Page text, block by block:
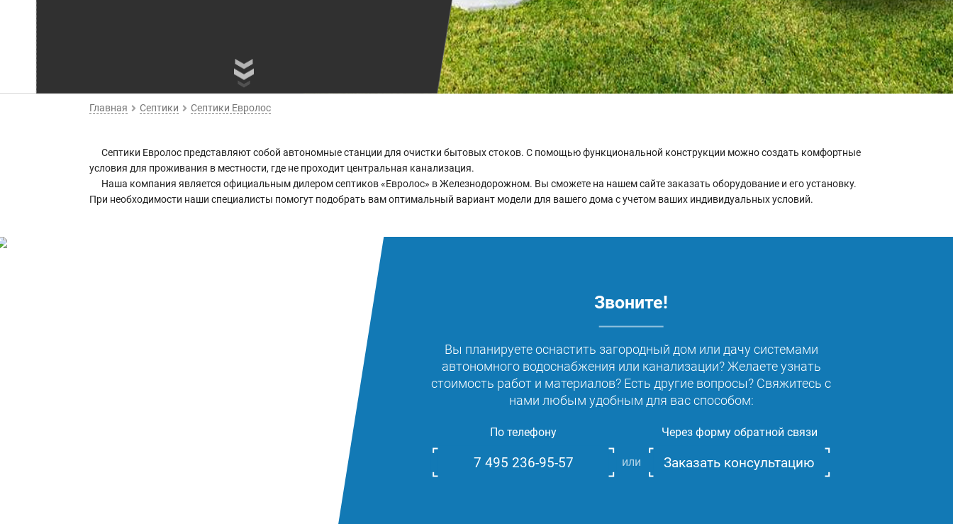
Главная Септики Септики Евролос
Септики Евролос представляют собой автономные станции для очистки бытовых стоков. С помощью функциональной конструкции можно создать комфортные
условия для проживания в местности, где не проходит центральная канализация.
Наша компания является официальным дилером септиков «Евролос» в Железнодорожном. Вы сможете на нашем сайте заказать оборудование и его установку.
При необходимости наши специалисты помогут подобрать вам оптимальный вариант модели для вашего дома с учетом ваших индивидуальных условий.
Звоните!
Вы планируете оснастить загородный дом или дачу системами
автономного водоснабжения или канализации? Желаете узнать
стоимость работ и материалов? Есть другие вопросы? Свяжитесь с
нами любым удобным для вас способом:
По телефону
7 495 236-95-57 или
Через форму обратной связи
Заказать консультацию